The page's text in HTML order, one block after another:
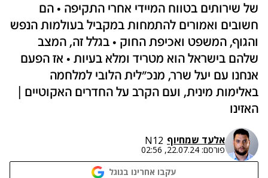
של שירותים בטווח המיידי אחרי התקיפה • הם
חשובים ואמורים להתמחות במקביל בעולמות הנפש
והגוף, המשפט ואכיפת החוק • בגלל זה, המצב
שלהם בישראל הוא מטריד ומלא בעיות • אז הפעם
אנחנו עם יעל שרר, מנכ"לית הלובי למלחמה
באלימות מינית, ועם הקרב על החדרים האקוטיים |
האזינו
אלעד שמחיוף N12
פורסם: 22.07.24, 02:56
עקבו אחרינו בגוגל